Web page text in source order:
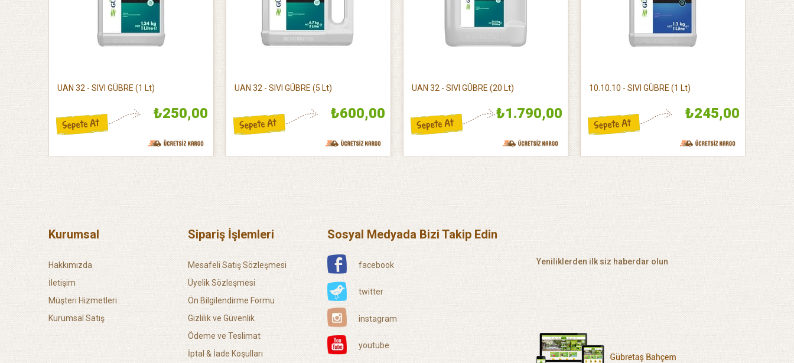
UAN 32 - SIVI GÜBRE (1 Lt)
₺250,00
UAN 32 - SIVI GÜBRE (5 Lt)
₺600,00
UAN 32 - SIVI GÜBRE (20 Lt)
₺1.790,00
10.10.10 - SIVI GÜBRE (1 Lt)
₺245,00
Kurumsal
Hakkımızda
İletişim
Müşteri Hizmetleri
Kurumsal Satış
Sipariş İşlemleri
Mesafeli Satış Sözleşmesi
Üyelik Sözleşmesi
Ön Bilgilendirme Formu
Gizlilik ve Güvenlik
Ödeme ve Teslimat
İptal & İade Koşulları
Sosyal Medyada Bizi Takip Edin
facebook
twitter
instagram
youtube
Yeniliklerden ilk siz haberdar olun